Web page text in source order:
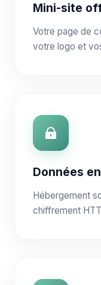
Mini-site
Votre page de
votre logo et
Données
Hébergement
chiffrement